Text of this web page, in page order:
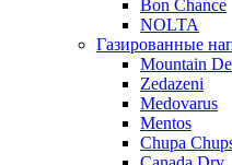
Bon Chance
NOLTA
Газированные
Mountain
Zedazeni
Medovarus
Mentos
Chupa